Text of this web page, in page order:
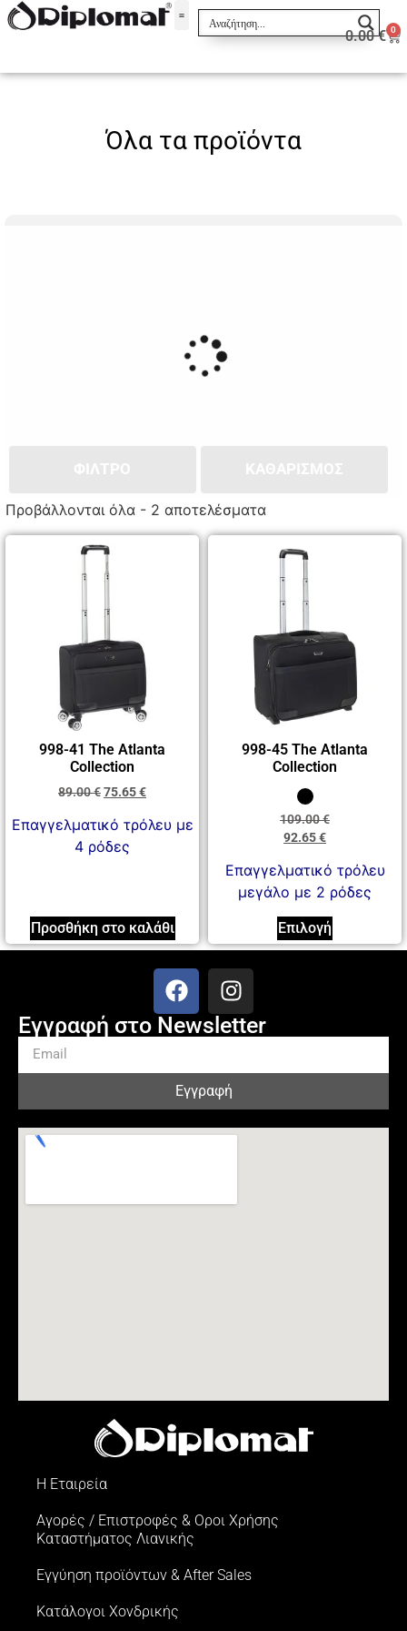
0.00€ 0
Όλα τα προϊόντα
Προβάλλονται όλα - 2 αποτελέσματα
998-41 The Atlanta
Collection
89.00€75.65€
Επαγγελματικό τρόλευ με
4 ρόδες
Προσθήκη στο καλάθι
998-45 The Atlanta
Collection
109.00€
92.65€
Επαγγελματικό τρόλευ
μεγάλο με 2 ρόδες
Επιλογή
Η Εταιρεία
Αγορές / Επιστροφές & Oροι Xρήσης
Kαταστήματος Λιανικής
Εγγύηση προϊόντων & After Sales
Κατάλογοι Χονδρικής
Εγγραφή στο Newsletter
Εγγραφή